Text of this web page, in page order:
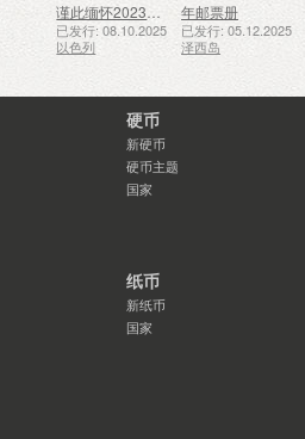
谨此缅怀2023年10月7日遇难和被谋杀的人们
已发行: 08.10.2025
以色列
年邮票册
已发行: 05.12.2025
泽西岛
硬币
新硬币
硬币主题
国家
纸币
新纸币
国家